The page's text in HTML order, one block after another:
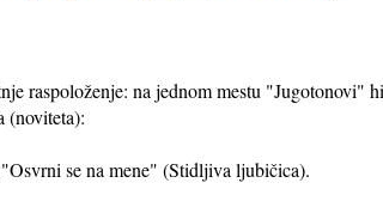
raspoloženje: na jednom mestu "Jugotonovi"
(noviteta):
se na mene" (Stidljiva ljubičica).